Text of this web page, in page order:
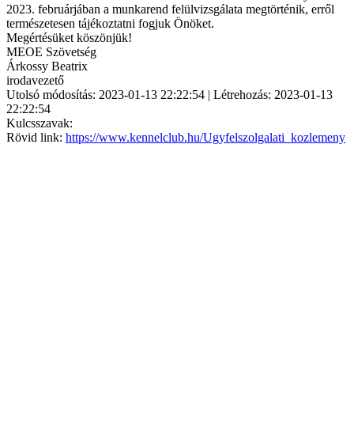
2023. februárjában a munkarend felülvizsgálata megtörténik, erről
természetesen tájékoztatni fogjuk Önöket.
Megértésüket köszönjük!
MEOE Szövetség
Árkossy Beatrix
irodavezető
Utolsó módosítás: 2023-01-13 22:22:54 | Létrehozás: 2023-01-13
22:22:54
Kulcsszavak:
Rövid link: https://www.kennelclub.hu/Ugyfelszolgalati_kozlemeny